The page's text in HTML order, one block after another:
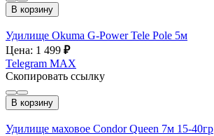
В корзину
Удилище Okuma G-Power Tele Pole 5м
Цена: 1 499 ₽
Telegram MAX
Скопировать ссылку
В корзину
Удилище маховое Condor Queen 7м 15-40гр